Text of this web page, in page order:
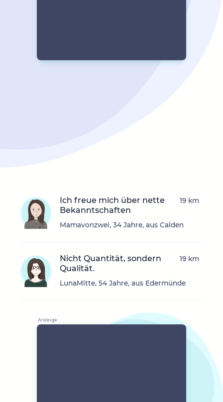
Ich freue mich über nette
Bekanntschaften
Mamavonzwei, 34 Jahre, aus Calden
19 km
Nicht Quantität, sondern
Qualität.
LunaMitte, 54 Jahre, aus Edermünde
19 km